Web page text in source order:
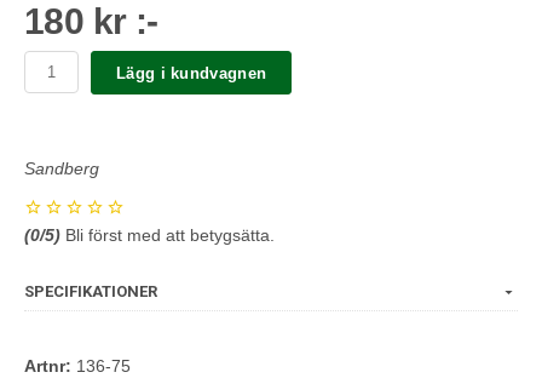
180 kr :-
Lägg i kundvagnen
Sandberg
(0/5) Bli först med att betygsätta.
SPECIFIKATIONER
Artnr: 136-75